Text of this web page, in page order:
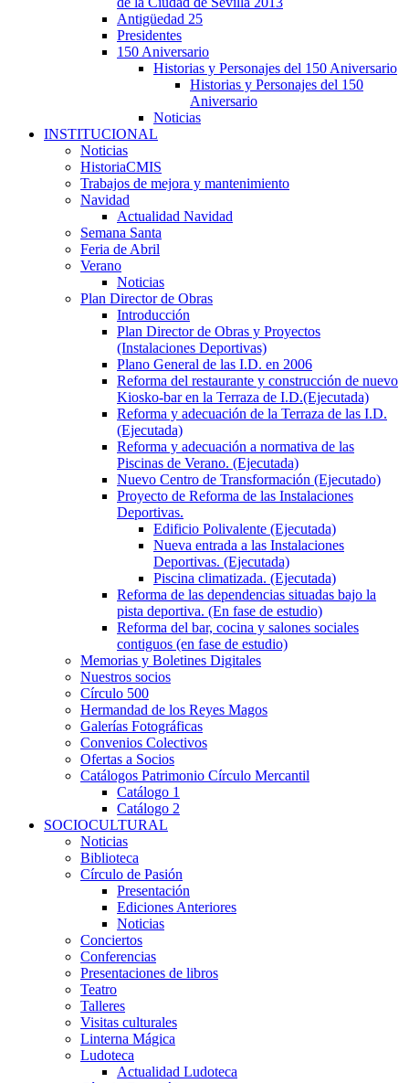
Antigüedad 25
Presidentes
150 Aniversario
Historias y Personajes del 150 Aniversario
Historias y Personajes del 150
Aniversario
Noticias
INSTITUCIONAL
Noticias
HistoriaCMIS
Trabajos de mejora y mantenimiento
Navidad
Actualidad Navidad
Semana Santa
Feria de Abril
Verano
Noticias
Plan Director de Obras
Introducción
Plan Director de Obras y Proyectos
(Instalaciones Deportivas)
Plano General de las I.D. en 2006
Reforma del restaurante y construcción de nuevo
Kiosko-bar en la Terraza de I.D.(Ejecutada)
Reforma y adecuación de la Terraza de las I.D.
(Ejecutada)
Reforma y adecuación a normativa de las
Piscinas de Verano. (Ejecutada)
Nuevo Centro de Transformación (Ejecutado)
Proyecto de Reforma de las Instalaciones
Deportivas.
Edificio Polivalente (Ejecutada)
Nueva entrada a las Instalaciones
Deportivas. (Ejecutada)
Piscina climatizada. (Ejecutada)
Reforma de las dependencias situadas bajo la
pista deportiva. (En fase de estudio)
Reforma del bar, cocina y salones sociales
contiguos (en fase de estudio)
Memorias y Boletines Digitales
Nuestros socios
Círculo 500
Hermandad de los Reyes Magos
Galerías Fotográficas
Convenios Colectivos
Ofertas a Socios
Catálogos Patrimonio Círculo Mercantil
Catálogo 1
Catálogo 2
SOCIOCULTURAL
Noticias
Biblioteca
Círculo de Pasión
Presentación
Ediciones Anteriores
Noticias
Conciertos
Conferencias
Presentaciones de libros
Teatro
Talleres
Visitas culturales
Linterna Mágica
Ludoteca
Actualidad Ludoteca